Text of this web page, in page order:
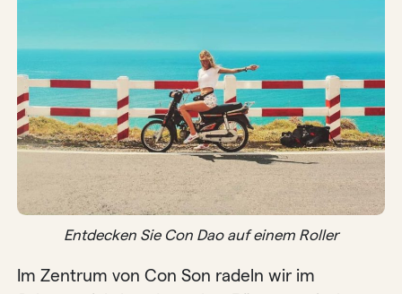
Entdecken Sie Con Dao auf einem Roller
Im Zentrum von Con Son radeln wir im